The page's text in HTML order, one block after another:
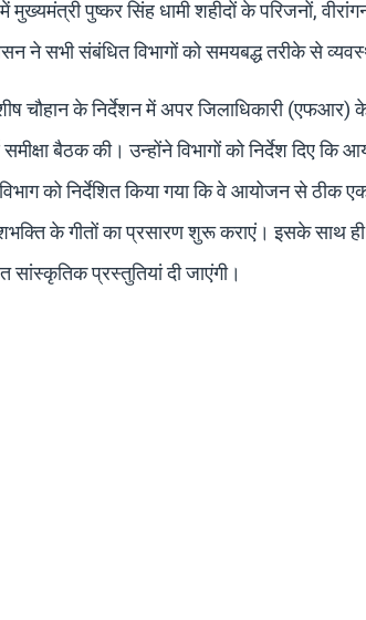
मुख्यमंत्री पुष्कर सिंह धामी शहीदों के परिजनों,
ने सभी संबंधित विभागों को समयबद्ध तरीके से
चौहान के निर्देशन में अपर जिलाधिकारी
बैठक की। उन्होंने विभागों को निर्देश दिए
को निर्देशित किया गया कि वे आयोजन से ठीक
के गीतों का प्रसारण शुरू कराएं। इसके साथ
प्रस्तुतियां दी जाएंगी।